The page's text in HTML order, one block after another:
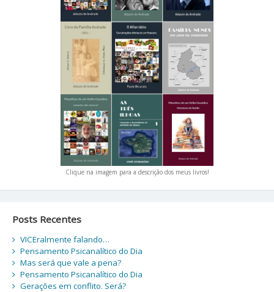
Clique na imagem para a descrição dos meus livros!
Posts Recentes
VICEralmente falando…
Pensamento Psicanalítico do Dia
Mas será que vale a pena?
Pensamento Psicanalítico do Dia
Gerações em conflito. Será?